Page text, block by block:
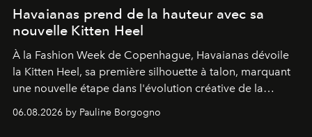
Havaianas prend de la hauteur avec sa
nouvelle Kitten Heel
À la Fashion Week de Copenhague, Havaianas dévoile
la Kitten Heel, sa première silhouette à talon, marquant
une nouvelle étape dans l'évolution créative de la
06.08.2026 by Pauline Borgogno